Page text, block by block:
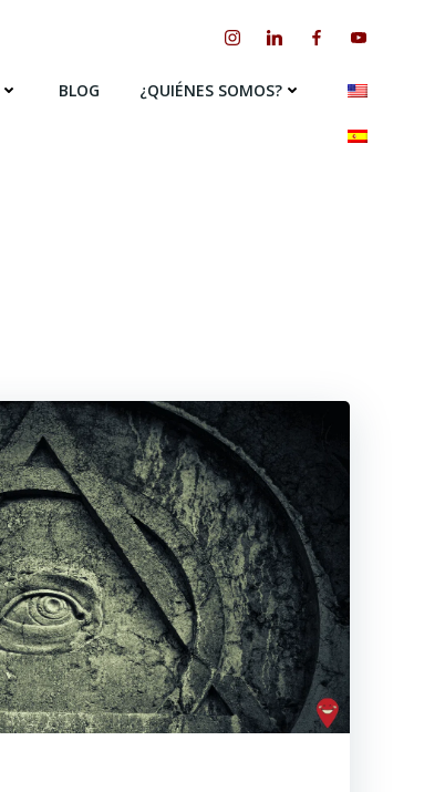
BLOG ¿QUIÉNES SOMOS?